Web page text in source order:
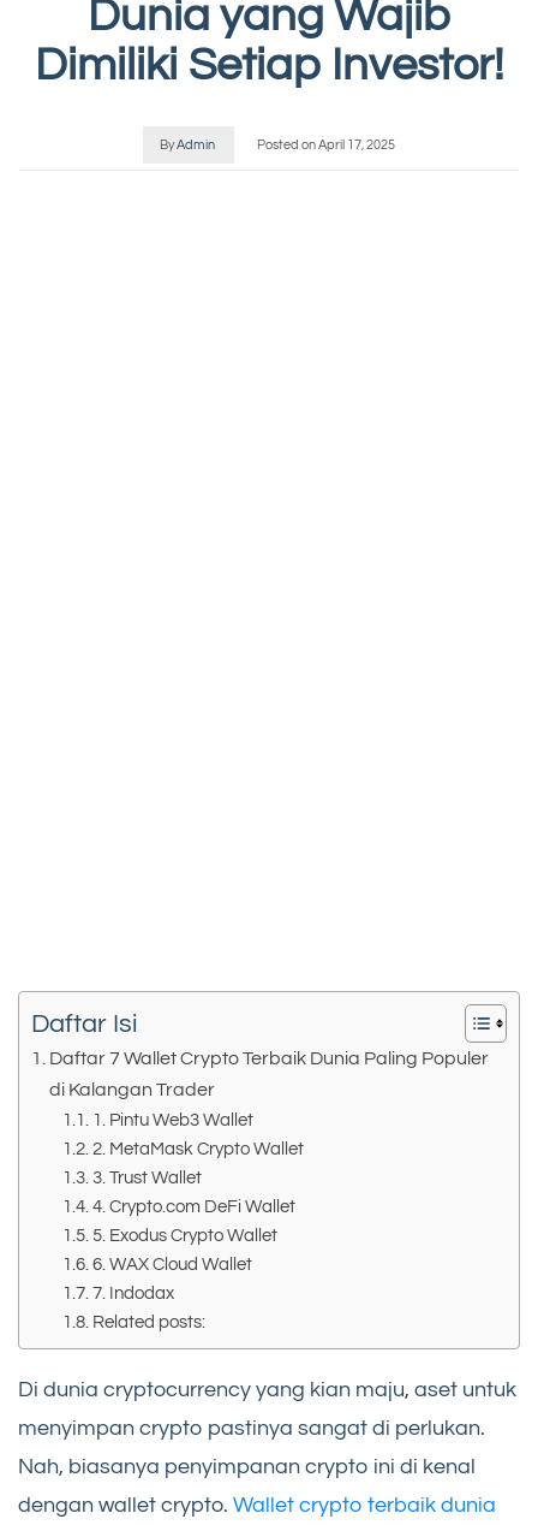
Dunia yang Wajib
Dimiliki Setiap Investor!
ByAdmin Posted onApril 17, 2025
Daftar Isi
Daftar 7 Wallet Crypto Terbaik Dunia Paling Populer
di Kalangan Trader
1. Pintu Web3 Wallet
2. MetaMask Crypto Wallet
3. Trust Wallet
4. Crypto.com DeFi Wallet
5. Exodus Crypto Wallet
6. WAX Cloud Wallet
7. Indodax
Related posts:
Di dunia cryptocurrency yang kian maju, aset untuk
menyimpan crypto pastinya sangat di perlukan.
Nah, biasanya penyimpanan crypto ini di kenal
dengan wallet crypto. Wallet crypto terbaik dunia